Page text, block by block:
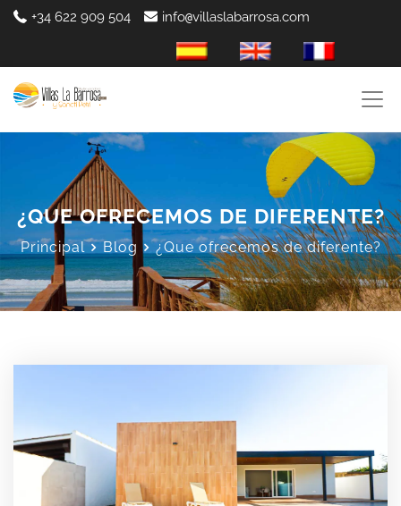
+34 622 909 504 info@villaslabarrosa.com
es-ES
¿QUE OFRECEMOS DE DIFERENTE?
Principal Blog ¿Que ofrecemos de diferente?